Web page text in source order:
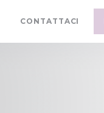
CONTATTACI